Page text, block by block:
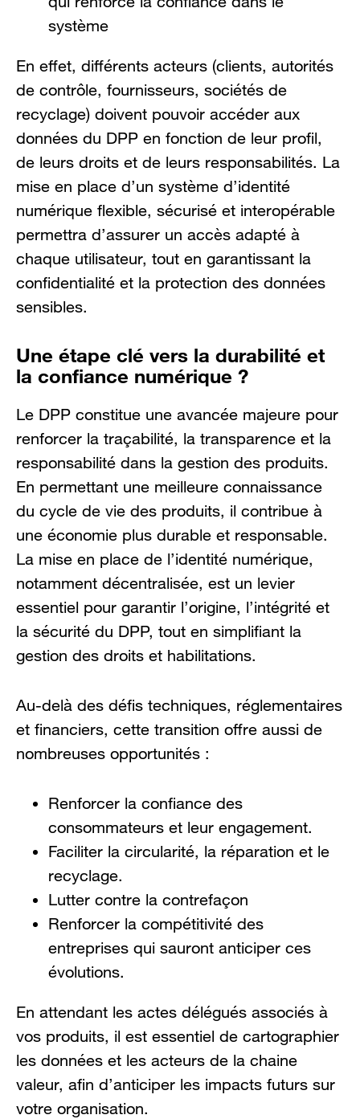
système
En effet, différents acteurs (clients, autorités
de contrôle, fournisseurs, sociétés de
recyclage) doivent pouvoir accéder aux
données du DPP en fonction de leur profil,
de leurs droits et de leurs responsabilités. La
mise en place d’un système d’identité
numérique flexible, sécurisé et interopérable
permettra d’assurer un accès adapté à
chaque utilisateur, tout en garantissant la
confidentialité et la protection des données
sensibles.
Une étape clé vers la durabilité et
la confiance numérique ?
Le DPP constitue une avancée majeure pour
renforcer la traçabilité, la transparence et la
responsabilité dans la gestion des produits.
En permettant une meilleure connaissance
du cycle de vie des produits, il contribue à
une économie plus durable et responsable.
La mise en place de l’identité numérique,
notamment décentralisée, est un levier
essentiel pour garantir l’origine, l’intégrité et
la sécurité du DPP, tout en simplifiant la
gestion des droits et habilitations.
Au-delà des défis techniques, réglementaires
et financiers, cette transition offre aussi de
nombreuses opportunités :
Renforcer la confiance des
consommateurs et leur engagement.
Faciliter la circularité, la réparation et le
recyclage.
Lutter contre la contrefaçon
Renforcer la compétitivité des
entreprises qui sauront anticiper ces
évolutions.
En attendant les actes délégués associés à
vos produits, il est essentiel de cartographier
les données et les acteurs de la chaine
valeur, afin d’anticiper les impacts futurs sur
votre organisation.